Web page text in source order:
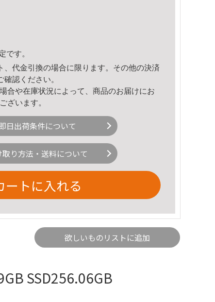
です。
、代金引換の場合に限ります。その他の決済
確認ください。
合や在庫状況によって、商品のお届けにお
ざいます。
日出荷条件について
取り方法・送料について
ートに入れる
欲しいものリストに追加
SSD256.06GB